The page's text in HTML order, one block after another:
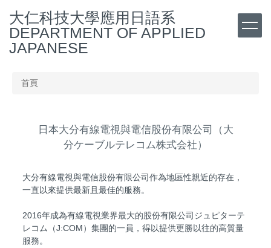
到
要
大仁科技大學應用日語系
DEPARTMENT OF APPLIED
JAPANESE
首頁
日本大分有線電視與電信股份有限公司（大
分ケーブルテレコム株式会社）
大分有線電視與電信股份有限公司作為地區性親近的存在，
一直以來提供最新且最佳的服務。
2016年成為有線電視業界最大的股份有限公司ジュピターテ
レコム（J:COM）集團的一員，得以提供更勝以往的高質量
服務。